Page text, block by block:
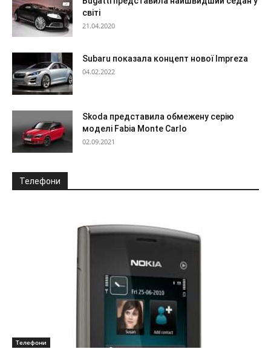
світі
21.04.2020
Subaru показала концепт нової Impreza
04.02.2022
Skoda представила обмежену серію
моделі Fabia Monte Carlo
02.09.2021
Телефони
Телефони